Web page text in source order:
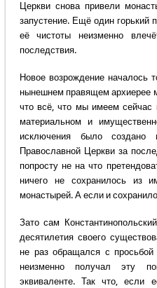
Церкви снова привели
запустение. Ещё один горький
её чистоты неизменно
последствия.
Новое возрождение началось
нынешнем правящем архиерее
что всё, что мы имеем сейчас
материальном и
исключения было создано
Православной Церкви за
попросту не на что
ничего не сохранилось из
монастырей. А если и
Зато сам
десятилетия своего
не раз обращался с
неизменно получал эту
эквиваленте. Так что, если